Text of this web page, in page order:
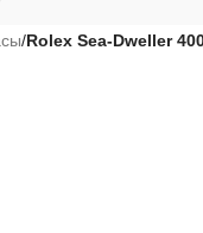
/Rolex Sea-Dweller